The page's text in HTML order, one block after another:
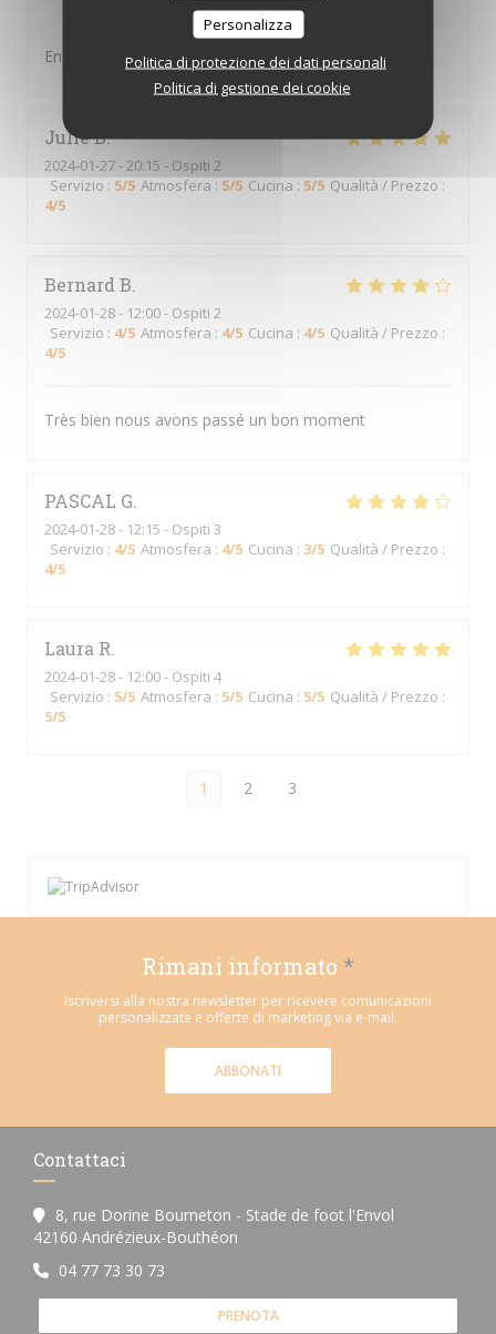
Personalizza
Politica di protezione dei dati personali
Politica di gestione dei cookie
Endroit très sympa, serveurs au top
JulieB
2024-01-27- 20:15 - Ospiti 2
Servizio : 5/5 Atmosfera : 5/5 Cucina : 5/5 Qualità / Prezzo :
4/5
Bernard B
2024-01-28- 12:00 - Ospiti 2
Servizio : 4/5 Atmosfera : 4/5 Cucina : 4/5 Qualità / Prezzo :
4/5
Très bien nous avons passé un bon moment
PASCAL G
2024-01-28- 12:15 - Ospiti 3
Servizio : 4/5 Atmosfera : 4/5 Cucina : 3/5 Qualità / Prezzo :
4/5
Laura R
2024-01-28- 12:00 - Ospiti 4
Servizio : 5/5 Atmosfera : 5/5 Cucina : 5/5 Qualità / Prezzo :
5/5
1 2 3
Rimani informato *
Iscriversi alla nostra newsletter per ricevere comunicazioni
personalizzate e offerte di marketing via e-mail.
ABBONATI
Contattaci
8, rue Dorine Bourneton - Stade de foot l'Envol
42160 Andrézieux-Bouthéon
04 77 73 30 73
PRENOTA